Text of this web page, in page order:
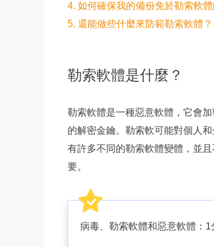
4. 如何確保我的備份免於勒索軟體
5. 還能做些什麼來防範勒索軟體？
勒索軟體是什麼？
勒索軟體是一種惡意軟體，它會
的解密金鑰。勒索軟可能對個人
有許多不同的勒索軟體變體，並
要。
病毒、勒索軟體和惡意軟體：1